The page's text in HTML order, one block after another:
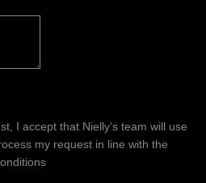
I accept that Nielly’s team will use
my request in line with the